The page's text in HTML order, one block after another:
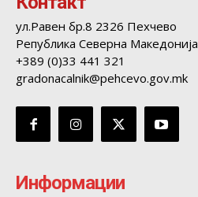
ул.Равен бр.8 2326 Пехчево
Република Северна Македонија
+389 (0)33 441 321
gradonacalnik@pehcevo.gov.mk
Информации